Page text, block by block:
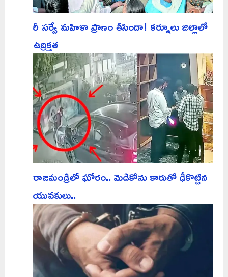
రీ సర్వే మహిళా ప్రాణం తీసిందా! కర్నూలు జిల్లాలో
ఉద్రిక్తత
రాజమండ్రిలో ఘోరం.. మెడికోను కారుతో ఢీకొట్టిన
యువకులు..